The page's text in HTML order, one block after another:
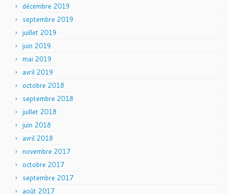
décembre 2019
septembre 2019
juillet 2019
juin 2019
mai 2019
avril 2019
octobre 2018
septembre 2018
juillet 2018
juin 2018
avril 2018
novembre 2017
octobre 2017
septembre 2017
août 2017